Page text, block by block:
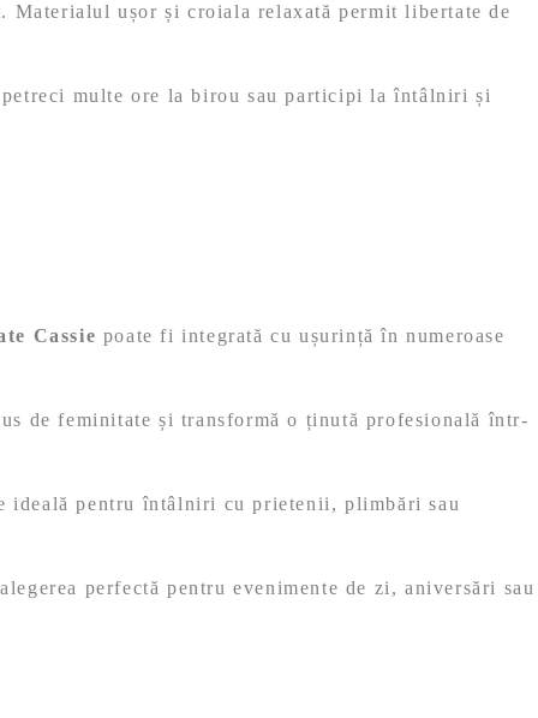
ușor și croiala relaxată permit libertate de
petreci multe ore la birou sau participi la întâlniri și
Cassie poate fi integrată cu ușurință în numeroase
de feminitate și transformă o ținută profesională într-
ideală pentru întâlniri cu prietenii, plimbări sau
perfectă pentru evenimente de zi, aniversări sau